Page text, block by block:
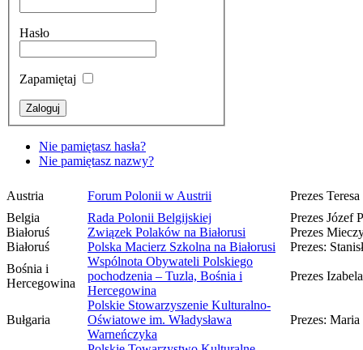
Hasło
Zapamiętaj
Nie pamiętasz hasła?
Nie pamiętasz nazwy?
Austria Forum Polonii w Austrii
Prezes
Belgia
Rada Polonii Belgijskiej
Prezes Józef
Białoruś
Związek Polaków na Białorusi
Prezes
Białoruś
Polska Macierz Szkolna na Białorusi
Prezes:
Bośnia i
Hercegowina
Wspólnota Obywateli Polskiego
pochodzenia – Tuzla, Bośnia i
Hercegowina
Prezes
Bułgaria
Polskie Stowarzyszenie Kulturalno-
Oświatowe im. Władysława
Warneńczyka
Prezes: